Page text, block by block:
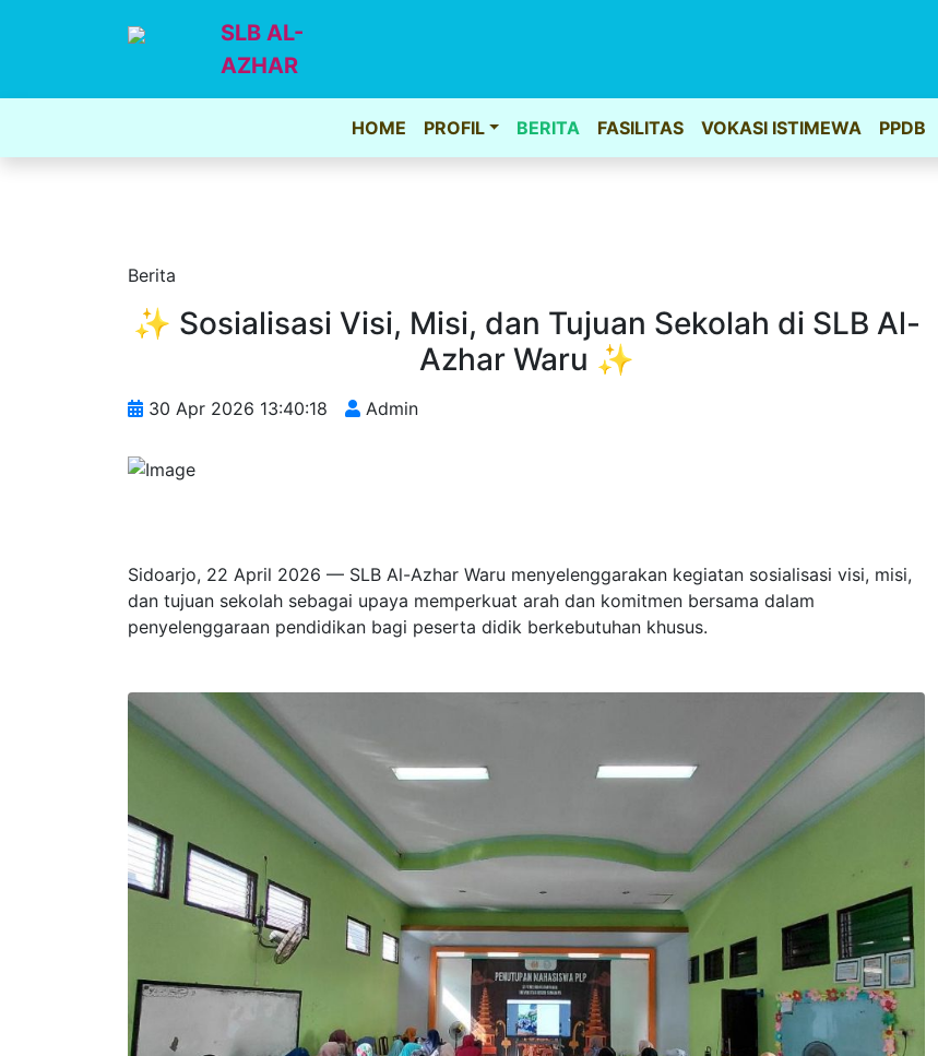
SLB AL-
AZHAR
HOME PROFIL BERITA FASILITAS VOKASI ISTIMEWA PPDB
Berita
✨ Sosialisasi Visi, Misi, dan Tujuan Sekolah di SLB Al-
Azhar Waru ✨
30 Apr 2026 13:40:18 Admin
Sidoarjo, 22 April 2026 — SLB Al-Azhar Waru menyelenggarakan kegiatan sosialisasi visi, misi,
dan tujuan sekolah sebagai upaya memperkuat arah dan komitmen bersama dalam
penyelenggaraan pendidikan bagi peserta didik berkebutuhan khusus.